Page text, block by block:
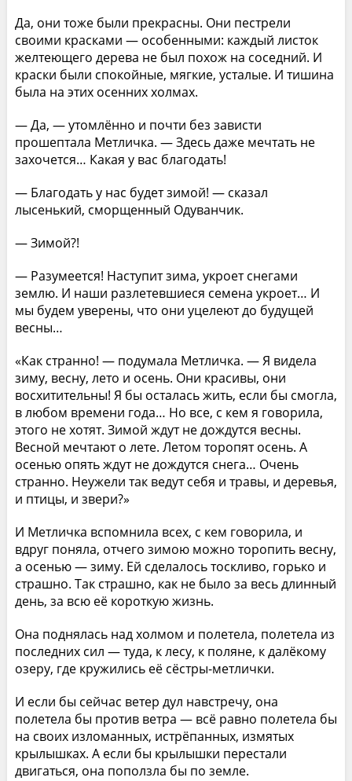
Да, они тоже были прекрасны. Они пестрели
своими красками — особенными: каждый листок
желтеющего дерева не был похож на соседний. И
краски были спокойные, мягкие, усталые. И тишина
была на этих осенних холмах.
— Да, — утомлённо и почти без зависти
прошептала Метличка. — Здесь даже мечтать не
захочется… Какая у вас благодать!
— Благодать у нас будет зимой! — сказал
лысенький, сморщенный Одуванчик.
— Зимой?!
— Разумеется! Наступит зима, укроет снегами
землю. И наши разлетевшиеся семена укроет… И
мы будем уверены, что они уцелеют до будущей
весны…
«Как странно! — подумала Метличка. — Я видела
зиму, весну, лето и осень. Они красивы, они
восхитительны! Я бы осталась жить, если бы смогла,
в любом времени года… Но все, с кем я говорила,
этого не хотят. Зимой ждут не дождутся весны.
Весной мечтают о лете. Летом торопят осень. А
осенью опять ждут не дождутся снега… Очень
странно. Неужели так ведут себя и травы, и деревья,
и птицы, и звери?»
И Метличка вспомнила всех, с кем говорила, и
вдруг поняла, отчего зимою можно торопить весну,
а осенью — зиму. Ей сделалось тоскливо, горько и
страшно. Так страшно, как не было за весь длинный
день, за всю её короткую жизнь.
Она поднялась над холмом и полетела, полетела из
последних сил — туда, к лесу, к поляне, к далёкому
озеру, где кружились её сёстры-метлички.
И если бы сейчас ветер дул навстречу, она
полетела бы против ветра — всё равно полетела бы
на своих изломанных, истрёпанных, измятых
крылышках. А если бы крылышки перестали
двигаться, она поползла бы по земле.